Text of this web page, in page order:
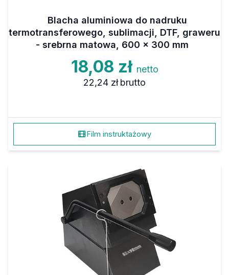
Blacha aluminiowa do nadruku
termotransferowego, sublimacji, DTF, graweru
- srebrna matowa, 600 x 300 mm
18,08 zł netto
22,24 zł brutto
Film instruktażowy